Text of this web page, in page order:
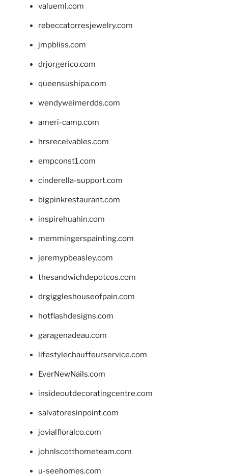
valueml.com
rebeccatorresjewelry.com
jmpbliss.com
drjorgerico.com
queensushipa.com
wendyweimerdds.com
ameri-camp.com
hrsreceivables.com
empconst1.com
cinderella-support.com
bigpinkrestaurant.com
inspirehuahin.com
memmingerspainting.com
jeremypbeasley.com
thesandwichdepotcos.com
drgiggleshouseofpain.com
hotflashdesigns.com
garagenadeau.com
lifestylechauffeurservice.com
EverNewNails.com
insideoutdecoratingcentre.com
salvatoresinpoint.com
jovialfloralco.com
johnlscotthometeam.com
u-seehomes.com